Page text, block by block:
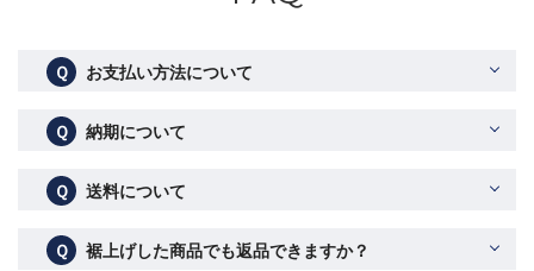
Ｑ お支払い方法について
Ｑ 納期について
Ｑ 送料について
Ｑ 裾上げした商品でも返品できますか？